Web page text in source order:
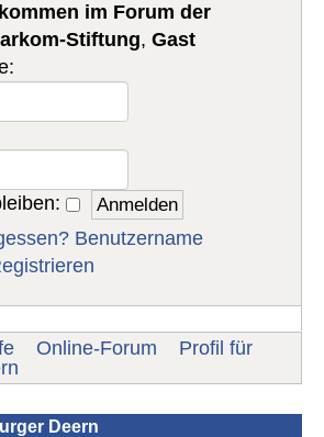
im Forum der
Stiftung,Gast
Benutzername
Online-Forum
Profil für
Deern